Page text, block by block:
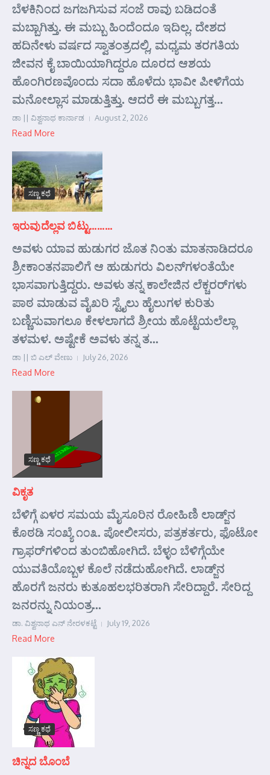
ಬೆಳಕಿನಿಂದ ಜಗಜಗಿಸುವ ಸಂಜೆ ರಾವು ಬಡಿದಂತೆ
ಮಬ್ಬಾಗಿತ್ತು. ಈ ಮಬ್ಬು ಹಿಂದೆಂದೂ ಇದಿಲ್ಲ. ದೇಶದ
ಹದಿನೇಳು ವರ್ಷದ ಸ್ವಾತಂತ್ರದಲ್ಲಿ, ಮಧ್ಯಮ ತರಗತಿಯ
ಜೀವನ ಕೈ ಬಾಯಿಯಾಗಿದ್ದರೂ ದೂರದ ಆಶಯ
ಹೊಂಗಿರಣವೊಂದು ಸದಾ ಹೊಳೆದು ಭಾವೀ ಪೀಳಿಗೆಯ
ಮನೋಲ್ಲಾಸ ಮಾಡುತ್ತಿತ್ತು. ಆದರೆ ಈ ಮಬ್ಬುಗತ್ತ...
ಡಾ || ವಿಶ್ವನಾಥ ಕಾರ್ನಾಡ August 2, 2026
Read More
ಸಣ್ಣ ಕಥೆ
ಇರುವುದೆಲ್ಲವ ಬಿಟ್ಟು………
ಅವಳು ಯಾವ ಹುಡುಗರ ಜೊತ ನಿಂತು ಮಾತನಾಡಿದರೂ
ಶ್ರೀಕಾಂತನಪಾಲಿಗೆ ಆ ಹುಡುಗರು ವಿಲನ್‌ಗಳಂತೆಯೇ
ಭಾಸವಾಗುತ್ತಿದ್ದರು. ಅವಳು ತನ್ನ ಕಾಲೇಜಿನ ಲೆಕ್ಚರರ್‌ಗಳು
ಪಾಠ ಮಾಡುವ ವೈಖರಿ ಸ್ಟೈಲು ಹೈಲುಗಳ ಕುರಿತು
ಬಣ್ಣಿಸುವಾಗಲೂ ಕೇಳಲಾಗದೆ ಶ್ರೀಯ ಹೊಟ್ಟೆಯಲೆಲ್ಲಾ
ತಳಮಳ. ಅಷ್ಟೇಕೆ ಅವಳು ತನ್ನ ತ...
ಡಾ || ಬಿ ಎಲ್ ವೇಣು July 26, 2026
Read More
ಸಣ್ಣ ಕಥೆ
ವಿಕೃತ
ಬೆಳಿಗ್ಗೆ ಏಳರ ಸಮಯ ಮೈಸೂರಿನ ರೋಹಿಣಿ ಲಾಡ್ಜ್‌ನ
ಕೊಠಡಿ ಸಂಖ್ಯೆ ೧೦೩. ಪೋಲೀಸರು, ಪತ್ರಕರ್ತರು, ಫೊಟೋ
ಗ್ರಾಫರ್‌ಗಳಿಂದ ತುಂಬಿಹೋಗಿದೆ. ಬೆಳ್ಳಂ ಬೆಳಿಗ್ಗೆಯೇ
ಯುವತಿಯೊಬ್ಬಳ ಕೊಲೆ ನಡೆದುಹೋಗಿದೆ. ಲಾಡ್ಜ್‌ನ
ಹೊರಗೆ ಜನರು ಕುತೂಹಲಭರಿತರಾಗಿ ಸೇರಿದ್ದಾರೆ. ಸೇರಿದ್ದ
ಜನರನ್ನು ನಿಯಂತ್ರ...
ಡಾ. ವಿಶ್ವನಾಥ ಎನ್ ನೇರಳಕಟ್ಟೆ July 19, 2026
Read More
ಸಣ್ಣ ಕಥೆ
ಚಿನ್ನದ ಬೊಂಬೆ